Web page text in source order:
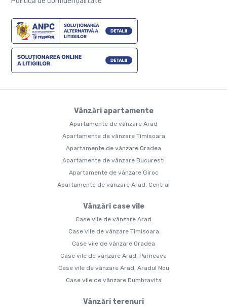
Vânzări apartamente
Apartamente de vânzare Arad
Apartamente de vânzare Timisoara
Apartamente de vânzare Oradea
Apartamente de vânzare Bucuresti
Apartamente de vânzare Giroc
Apartamente de vânzare Arad, Central
Vânzări case vile
Case vile de vânzare Arad
Case vile de vânzare Timisoara
Case vile de vânzare Oradea
Case vile de vânzare Arad, Parneava
Case vile de vânzare Arad, Aradul Nou
Case vile de vânzare Dumbravita
Vânzări terenuri